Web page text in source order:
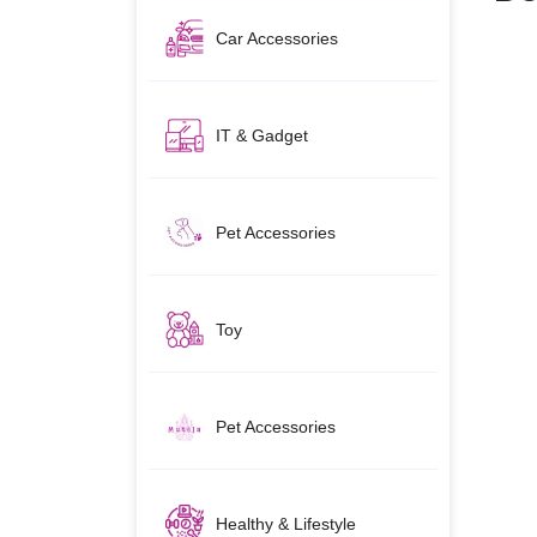
Car Accessories
IT & Gadget
Pet Accessories
Toy
Pet Accessories
Healthy & Lifestyle